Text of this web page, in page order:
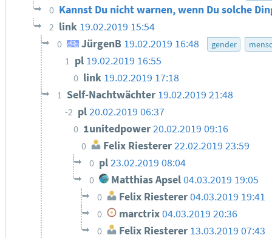
0 Kannst Du nicht warnen, wenn Du solche
2 link 19.02.2019 15:54
0 JürgenB 19.02.2019 16:48 gender
1 pl 19.02.2019 16:55
0 link 19.02.2019 17:18
1 Self-Nachtwächter 19.02.2019 21:48
-2 pl20.02.2019 06:37
0 1unitedpower20.02.2019 09:16
0 Felix Riesterer 22.02.2019 23:59
0 pl23.02.2019 08:04
0 Matthias Apsel04.03.2019 19:05
0 Felix Riesterer04.03.2019 19:41
0 marctrix04.03.2019 20:36
0 Felix Riesterer 13.03.2019 07:43